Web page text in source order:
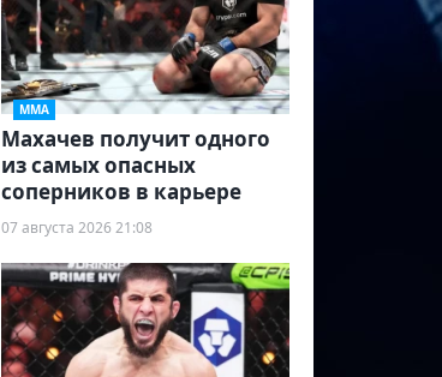
ММА
Махачев получит одного
из самых опасных
соперников в карьере
07 августа 2026 21:08